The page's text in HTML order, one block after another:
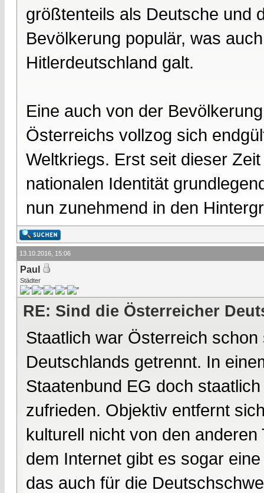
größtenteils als Deutsche und
Bevölkerung populär, was
Hitlerdeutschland galt.
Eine auch von der
Österreichs vollzog sich
Weltkriegs. Erst seit dieser
nationalen Identität
nun zunehmend in den
13.10.2016, 15:06
Paul
Städter
RE: Sind die Österreicher
Staatlich war Österreich
Deutschlands getrennt. In
Staatenbund EG doch
zufrieden. Objektiv entfernt
kulturell nicht von den
dem Internet gibt es sogar
das auch für die